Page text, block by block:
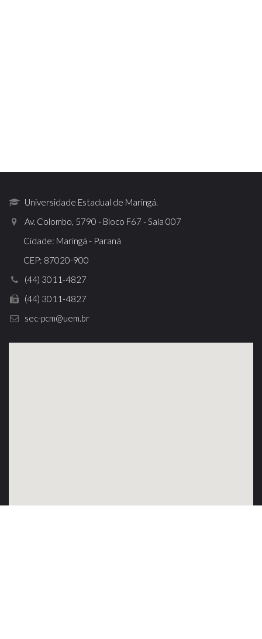
Universidade Estadual de Maringá.
Av. Colombo, 5790 - Bloco F67 - Sala 007
Cidade: Maringá - Paraná
CEP: 87020-900
(44) 3011-4827
(44) 3011-4827
sec-pcm@uem.br